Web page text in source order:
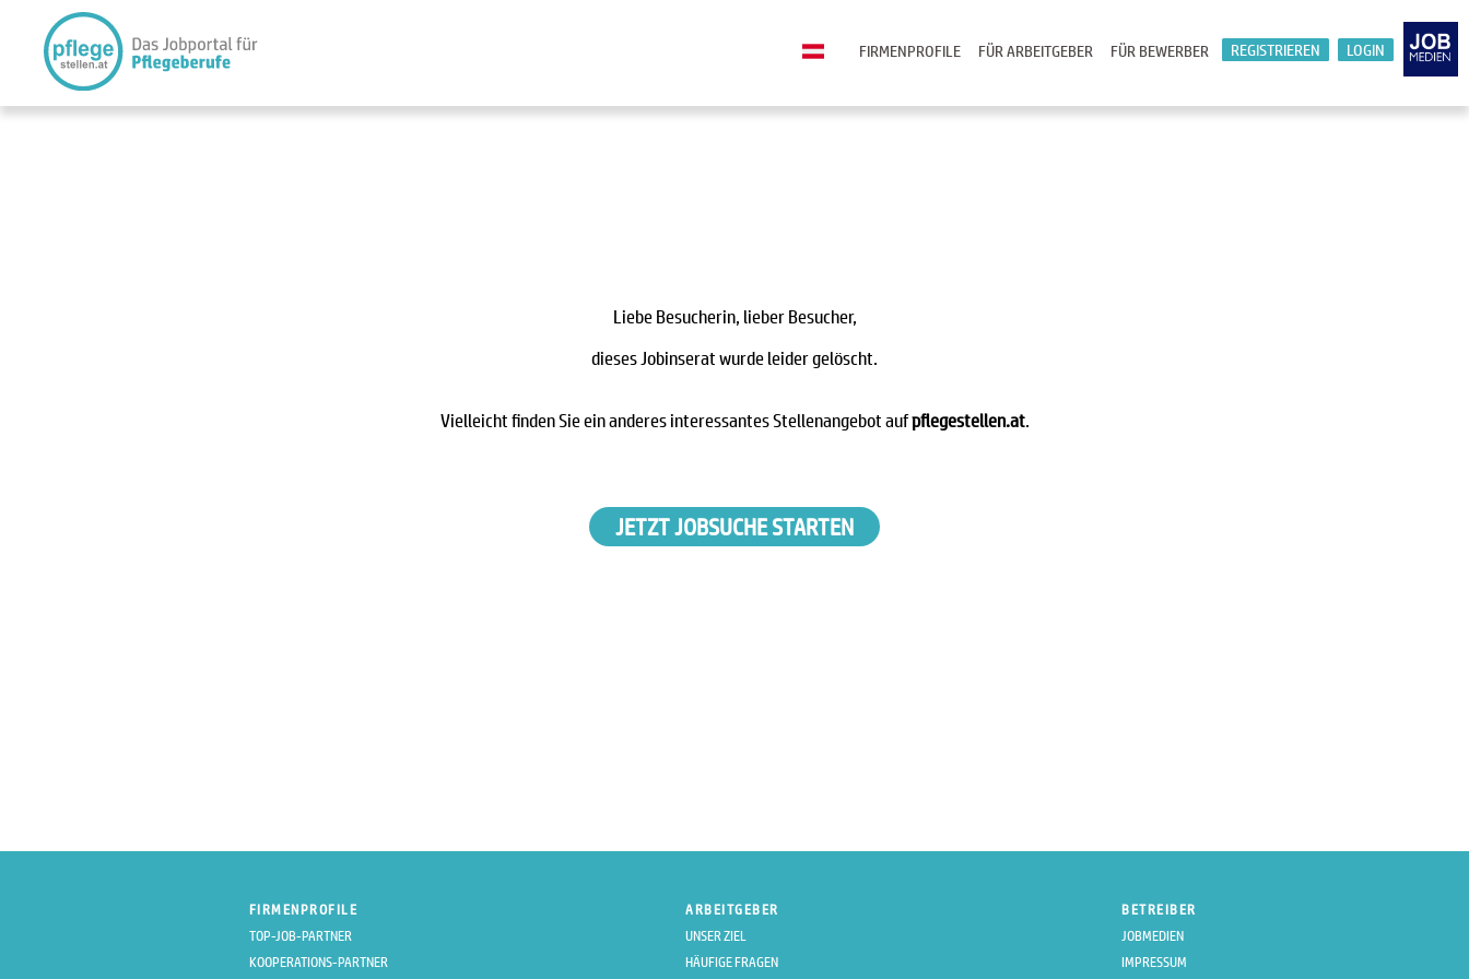
LOGIN
REGISTRIEREN
FÜR BEWERBER
FÜR ARBEITGEBER
FIRMENPROFILE
Liebe Besucherin, lieber Besucher,
dieses Jobinserat wurde leider gelöscht.
Vielleicht finden Sie ein anderes interessantes Stellenangebot aufpflegestellen.at.
JETZT JOBSUCHE STARTEN
FIRMENPROFILE
TOP-JOB-PARTNER
KOOPERATIONS-PARTNER
ARBEITGEBER
UNSER ZIEL
HÄUFIGE FRAGEN
BETREIBER
JOBMEDIEN
IMPRESSUM